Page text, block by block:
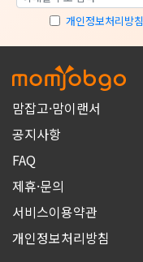
개인정보처리방침
맘잡고·맘이랜서
공지사항
FAQ
제휴·문의
서비스이용약관
개인정보처리방침